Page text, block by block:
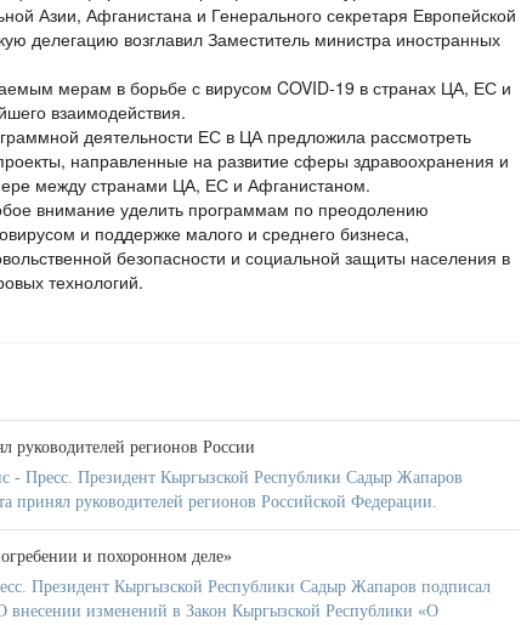
Азии, Афганистана и Генерального секретаря Европейской
делегацию возглавил Заместитель министра иностранных
мерам в борьбе с вирусом COVID-19 в странах ЦА, ЕС и
взаимодействия.
деятельности ЕС в ЦА предложила рассмотреть
направленные на развитие сферы здравоохранения и
между странами ЦА, ЕС и Афганистаном.
внимание уделить программам по преодолению
и поддержке малого и среднего бизнеса,
безопасности и социальной защиты населения в
технологий.
руководителей регионов России
Пресс. Президент Кыргызской Республики Садыр Жапаров
принял руководителей регионов Российской Федерации.
и похоронном деле»
Президент Кыргызской Республики Садыр Жапаров подписал
внесении изменений в Закон Кыргызской Республики «О